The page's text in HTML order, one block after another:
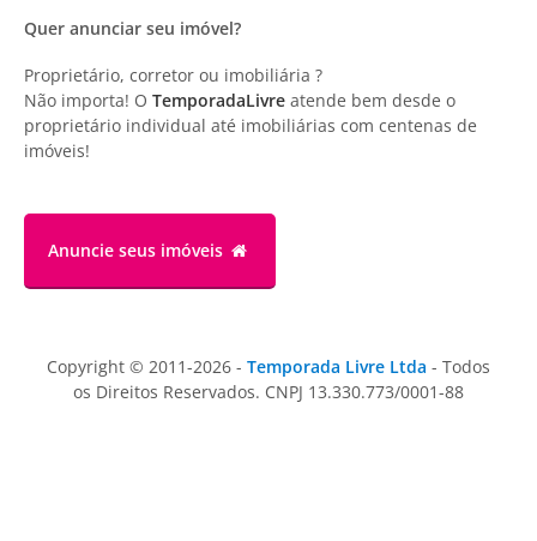
Quer anunciar seu imóvel?
Proprietário, corretor ou imobiliária ?
Não importa! O TemporadaLivre atende bem desde o
proprietário individual até imobiliárias com centenas de
imóveis!
Anuncie seus imóveis
Copyright © 2011-2026 - Temporada Livre Ltda - Todos
os Direitos Reservados. CNPJ 13.330.773/0001-88